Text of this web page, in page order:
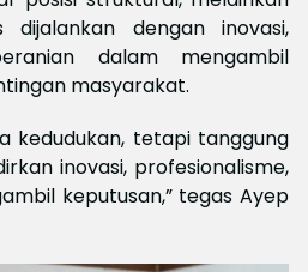
dengan inovasi,
dalam mengambil
masyarakat.
kedudukan, tetapi tanggung
inovasi, profesionalisme,
keputusan,” tegas Ayep